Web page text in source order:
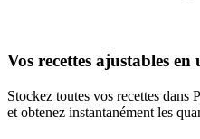
Vos recettes ajustables en
Stockez toutes vos recettes dans
et obtenez instantanément les